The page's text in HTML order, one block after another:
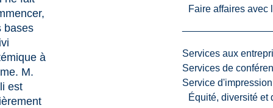
Faire affaires avec
Services aux
Services de
Service d'impression
Équité, diversité et
bases
à
M.
est